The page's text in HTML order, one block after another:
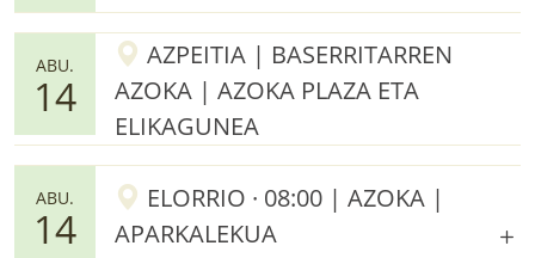
ABU.
14
AZPEITIA | BASERRITARREN
AZOKA | AZOKA PLAZA ETA
ELIKAGUNEA
ABU.
14
ELORRIO · 08:00 | AZOKA |
APARKALEKUA